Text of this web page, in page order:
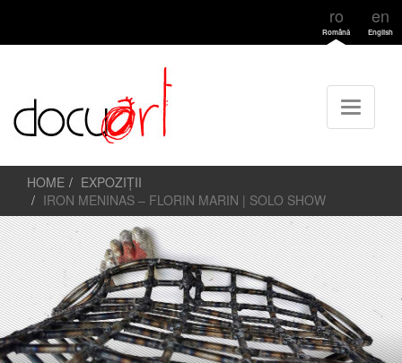
ro
Română
en
English
HOME
EXPOZIȚII
IRON MENINAS – FLORIN MARIN | SOLO SHOW